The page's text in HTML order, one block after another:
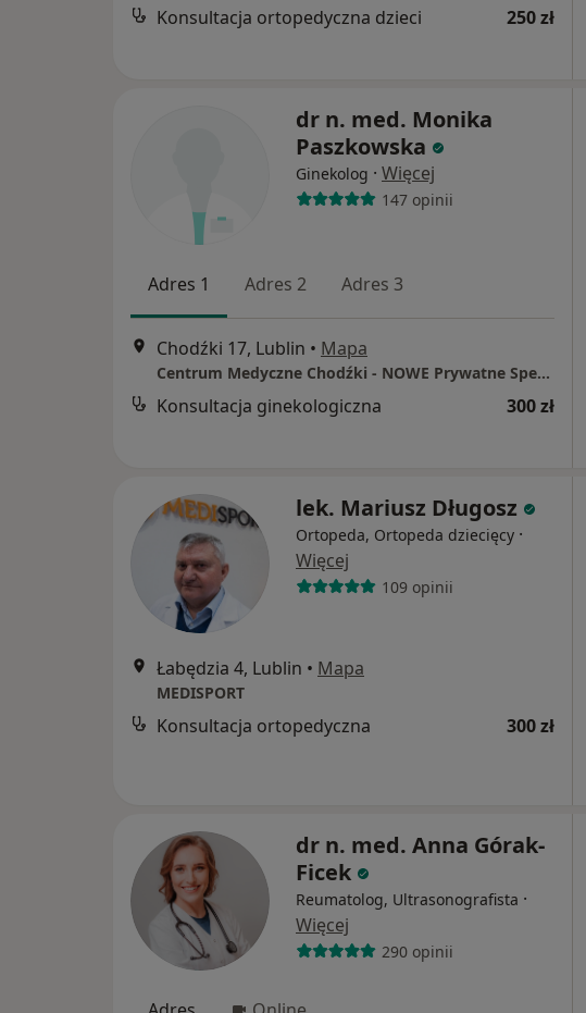
Konsultacja ortopedyczna dzieci 250 zł
dr n. med. Monika
Paszkowska
Ginekolog · Więcej
147 opinii
Adres 1 Adres 2 Adres 3
Chodźki 17, Lublin • Mapa
Centrum Medyczne Chodźki - NOWE Prywatne Specjalistyczne Gabinety Lekarskie
Konsultacja ginekologiczna 300 zł
lek. Mariusz Długosz
Ortopeda, Ortopeda dziecięcy ·
Więcej
109 opinii
Łabędzia 4, Lublin • Mapa
MEDISPORT
Konsultacja ortopedyczna 300 zł
dr n. med. Anna Górak-
Ficek
Reumatolog, Ultrasonografista ·
Więcej
290 opinii